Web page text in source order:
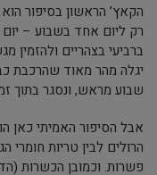
הקאץ’ הראשון בסיפור
רק ליום אחד בשבוע – יום
ברביעי בצהריים
יגלה מהר מאוד שהרכבת
שבוע מראש, ונסגר בתוך
אבל הסיפור האמיתי כאן
הרולים לבין טריות
פשרות. וכמובן הכשרות